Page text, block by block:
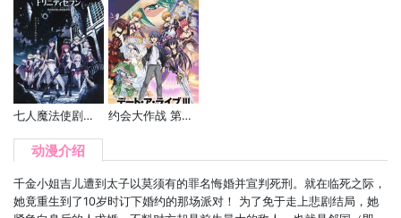
七人魔法使剧场版 -悠久图书馆与炼金术少女- 约会大作战 第三季
动漫介绍
千金小姐吉儿遭到太子以莫须有的罪名悔婚并宣判死刑。就在临死之际，
她竟重生到了10岁时订下婚约的那场派对！ 为了免于走上悲剧结局，她